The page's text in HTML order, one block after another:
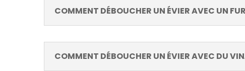
COMMENT DÉBOUCHER UN ÉVIER AVEC UN
COMMENT DÉBOUCHER UN ÉVIER AVEC DU